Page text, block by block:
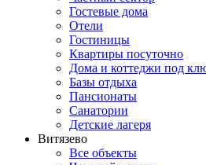
Гостевые дома
Отели
Гостиницы
Квартиры посуточно
Дома и коттеджи под
Базы отдыха
Пансионаты
Санатории
Детские лагеря
Витязево
Все объекты